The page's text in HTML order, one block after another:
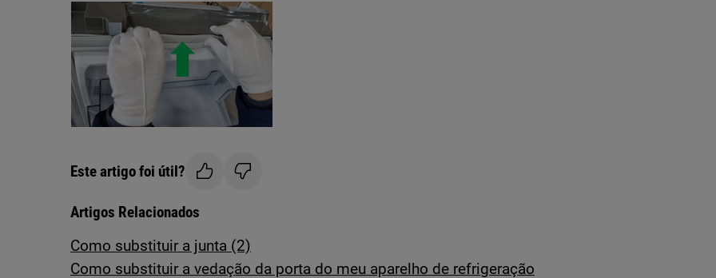
Este artigo foi útil?
Artigos Relacionados
Como substituir a junta (2)
Como substituir a vedação da porta do meu aparelho de refrigeração